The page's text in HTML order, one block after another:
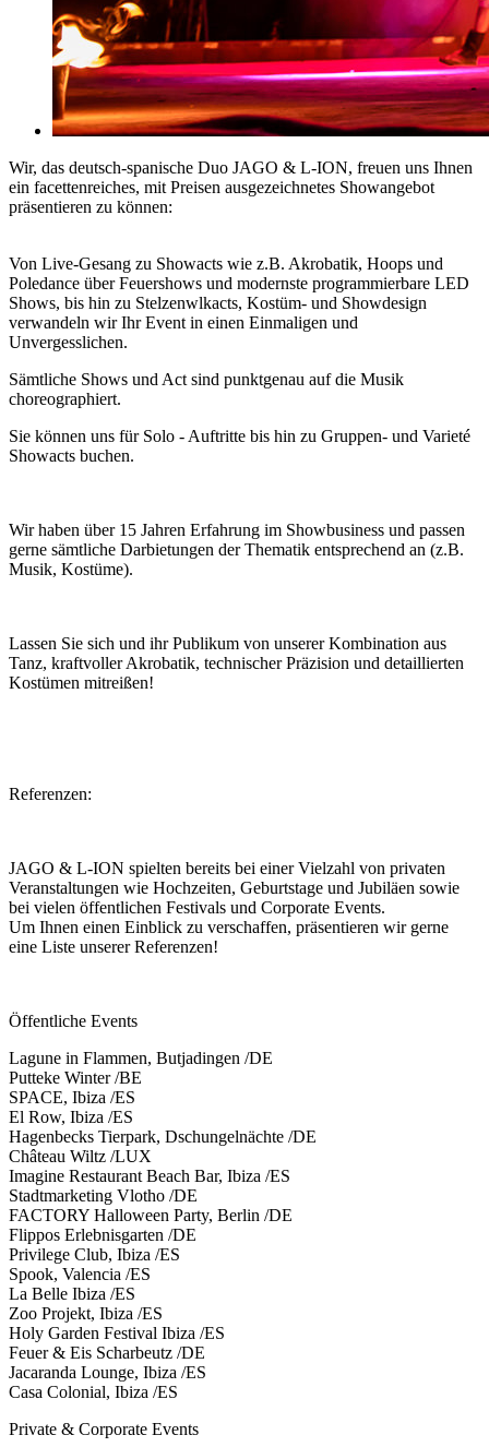
Wir, das deutsch-spanische Duo JAGO & L-ION, freuen uns Ihnen
ein facettenreiches, mit Preisen ausgezeichnetes Showangebot
präsentieren zu können:
Von Live-Gesang zu Showacts wie z.B. Akrobatik, Hoops und
Poledance über Feuershows und modernste programmierbare LED
Shows, bis hin zu Stelzenwlkacts, Kostüm- und Showdesign
verwandeln wir Ihr Event in einen Einmaligen und
Unvergesslichen.
Sämtliche Shows und Act sind punktgenau auf die Musik
choreographiert.
Sie können uns für Solo - Auftritte bis hin zu Gruppen- und Varieté
Showacts buchen.
Wir haben über 15 Jahren Erfahrung im Showbusiness und passen
gerne sämtliche Darbietungen der Thematik entsprechend an (z.B.
Musik, Kostüme).
Lassen Sie sich und ihr Publikum von unserer Kombination aus
Tanz, kraftvoller Akrobatik, technischer Präzision und detaillierten
Kostümen mitreißen!
Referenzen:
JAGO & L-ION spielten bereits bei einer Vielzahl von privaten
Veranstaltungen wie Hochzeiten, Geburtstage und Jubiläen sowie
bei vielen öffentlichen Festivals und Corporate Events.
Um Ihnen einen Einblick zu verschaffen, präsentieren wir gerne
eine Liste unserer Referenzen!
Öffentliche Events
Lagune in Flammen, Butjadingen /DE
Putteke Winter /BE
SPACE, Ibiza /ES
El Row, Ibiza /ES
Hagenbecks Tierpark, Dschungelnächte /DE
Château Wiltz /LUX
Imagine Restaurant Beach Bar, Ibiza /ES
Stadtmarketing Vlotho /DE
FACTORY Halloween Party, Berlin /DE
Flippos Erlebnisgarten /DE
Privilege Club, Ibiza /ES
Spook, Valencia /ES
La Belle Ibiza /ES
Zoo Projekt, Ibiza /ES
Holy Garden Festival Ibiza /ES
Feuer & Eis Scharbeutz /DE
Jacaranda Lounge, Ibiza /ES
Casa Colonial, Ibiza /ES
Private & Corporate Events